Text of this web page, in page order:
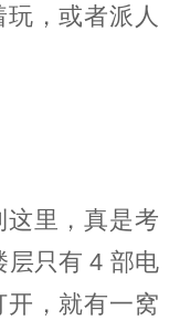
，或者派人
里，真是考
层只有 4 部电
，就有一窝